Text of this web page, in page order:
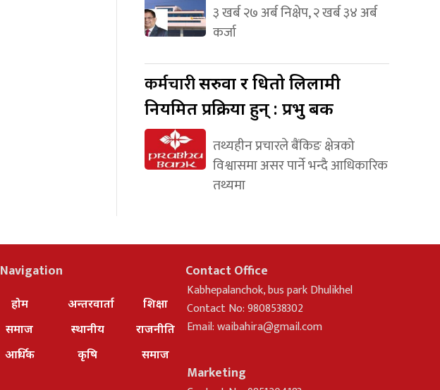
३ खर्ब २७ अर्ब निक्षेप, २ खर्ब ३४ अर्ब
कर्जा
कर्मचारीसरुवा र धितो लिलामी
नियमित प्रक्रिया हुन् : प्रभु बैंक
तथ्यहीन प्रचारले बैंकिङ क्षेत्रको
विश्वासमा असर पार्ने भन्दै आधिकारिक
तथ्यमा
Navigation
होम
समाज
आर्थिक
अन्तरवार्ता
स्थानीय
कृषि
शिक्षा
राजनीति
समाज
Contact Office
Kabhepalanchok, bus park Dhulikhel
Contact No: 9808538302
Email:waibahira@gmail.com
Marketing